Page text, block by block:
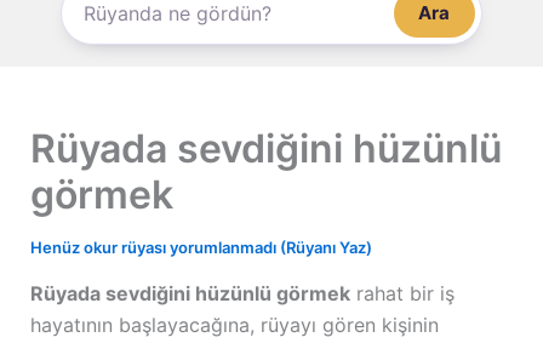
Ara
Rüyada sevdiğini hüzünlü
görmek
Henüz okur rüyası yorumlanmadı (Rüyanı Yaz)
Rüyada sevdiğini hüzünlü görmekrahat bir iş
hayatının başlayacağına, rüyayı gören kişinin